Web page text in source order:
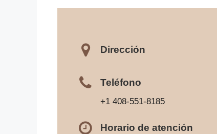
Dirección
Teléfono
+1 408-551-8185
Horario de atención